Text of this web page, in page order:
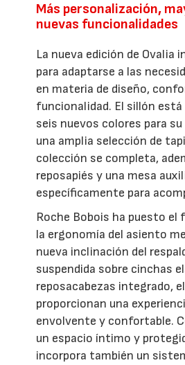
Más personalización,
nuevas funcionalidades
La nueva edición de Ovalia
para adaptarse a las
en materia de diseño,
funcionalidad. El sillón está
seis nuevos colores para
una amplia selección de
colección se completa,
reposapiés y una mesa
específicamente para
Roche Bobois ha puesto el
la ergonomía del asiento
nueva inclinación del
suspendida sobre cinchas
reposacabezas integrado,
proporcionan una
envolvente y confortable.
un espacio íntimo y
incorpora también un